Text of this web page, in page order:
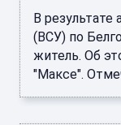
В
(ВСУ) по
житель. Об
"Максе".